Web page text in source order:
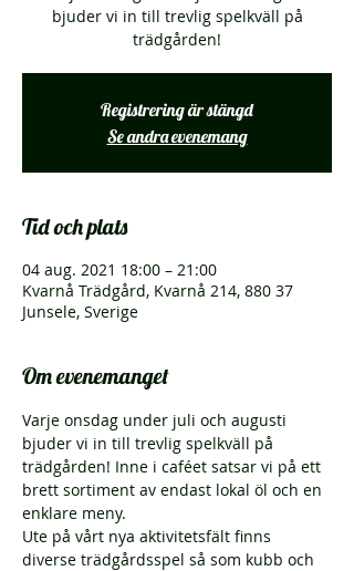
bjuder vi in till trevlig spelkväll på
trädgården!
Registrering är stängd
Se andra evenemang
Tid och plats
04 aug. 2021 18:00 – 21:00
Kvarnå Trädgård, Kvarnå 214, 880 37
Junsele, Sverige
Om evenemanget
Varje onsdag under juli och augusti
bjuder vi in till trevlig spelkväll på
trädgården! Inne i caféet satsar vi på ett
brett sortiment av endast lokal öl och en
enklare meny.
Ute på vårt nya aktivitetsfält finns
diverse trädgårdsspel så som kubb och